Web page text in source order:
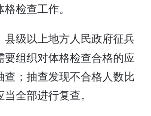
检查工作。
县级以上地方人民政府征兵
要组织对体格检查合格的应
查；抽查发现不合格人数比
全部进行复查。